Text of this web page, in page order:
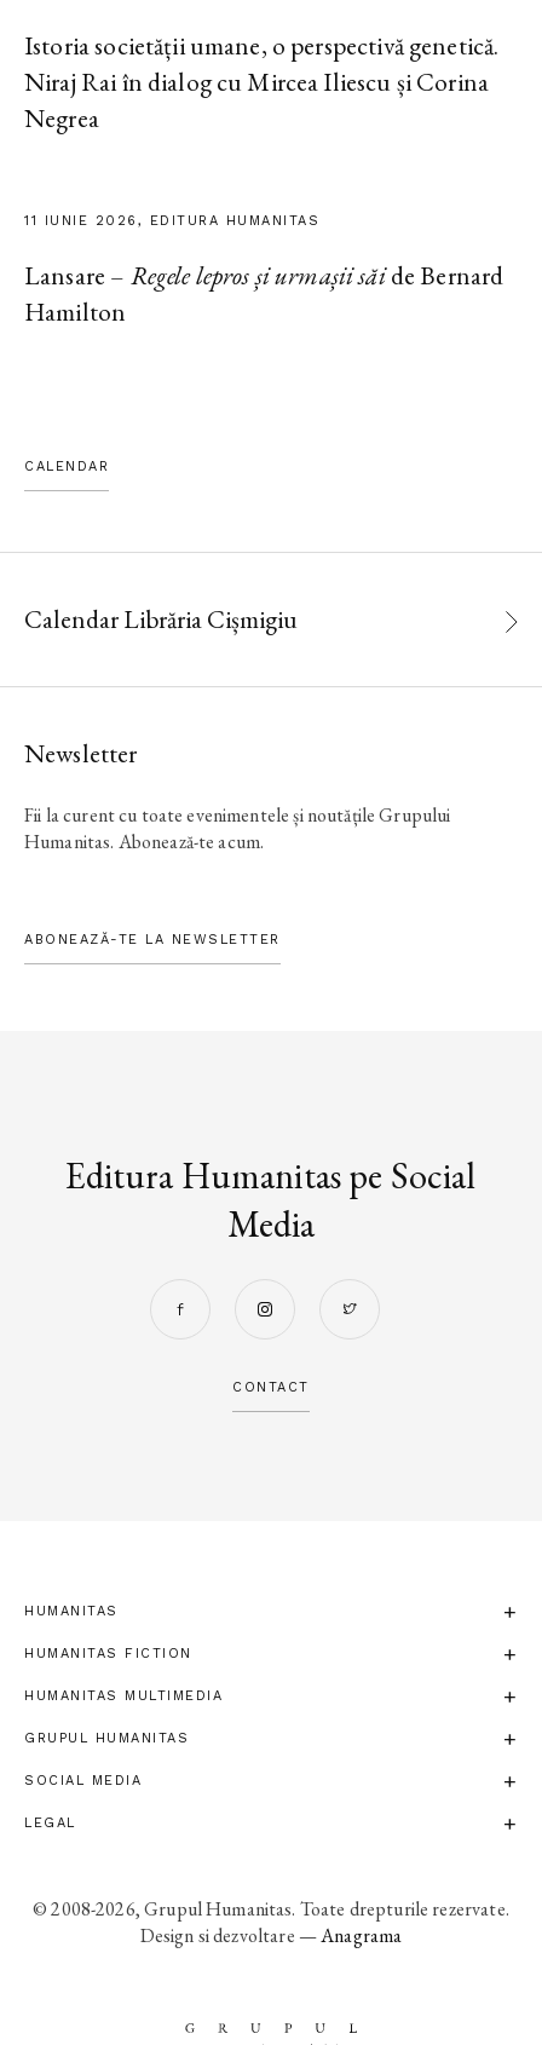
Istoria societății umane, o perspectivă genetică.
Niraj Rai în dialog cu Mircea Iliescu și Corina
Negrea
11 IUNIE 2026, EDITURA HUMANITAS
Lansare – Regele lepros și urmașii săide Bernard
Hamilton
CALENDAR
Calendar Librăria Cișmigiu
Newsletter
Fii la curent cu toate evenimentele și noutățile Grupului
Humanitas. Abonează-te acum.
ABONEAZĂ-TE LA NEWSLETTER
Editura Humanitas pe Social
Media
CONTACT
HUMANITAS
HUMANITAS FICTION
HUMANITAS MULTIMEDIA
GRUPUL HUMANITAS
SOCIAL MEDIA
LEGAL
© 2008-2026, Grupul Humanitas. Toate drepturile rezervate.
Design si dezvoltare —Anagrama